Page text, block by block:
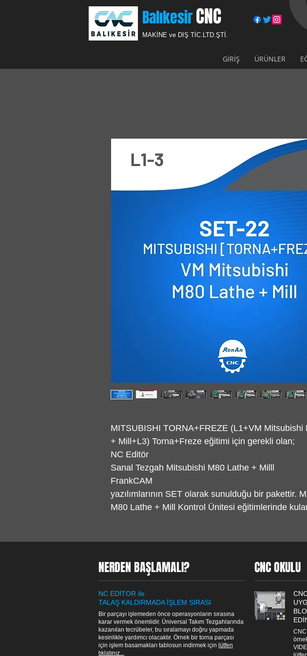
BalıkesirCNC
MAKİNE ve DIŞ TİC. LTD.ŞTİ.
GİRİŞ ÜRÜNLER
MITSUBISHI TORNA+FREZE (L1+VM Mitsubishi
+ Mill+L3) Torna+Freze eğitimi için gerekli olan;
NC Editör
Sanal Tezgah Mitsubishi M80 Lathe + Milll
FrankCAM
yazılımlarının SET olarak sunulduğu bir pakettir.
M80 Lathe + Mill Kontrol Ünitesi eğitimlerinde
NERDEN BAŞLAMALI?
NC EDİTOR ile
TALAŞ KALDIRMADA İŞLEM SIRASI
Bir parçayı işlemeden önce operasyonların sırasına
karar vermek önemlidir. Üniversal Takım Tezgahlarında
kazanılan tecrübeler, bu sıralamayı doğru yapmada
kesinlikle yardımcı olacaktır. Örnek bir torna parçası
için işlem basamakları tablosun indirmek için lütfen
tıklatınız...
CNC OKULU